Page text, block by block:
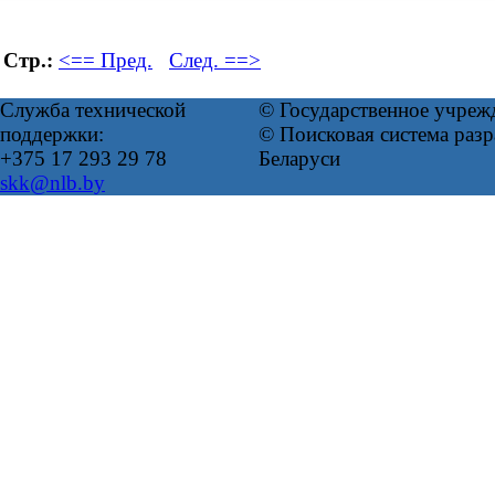
Стр.: <== Пред. След. ==>
Служба технической
поддержки:
+375 17 293 29 78
skk@nlb.by
© Государственное
© Поисковая система
Беларуси